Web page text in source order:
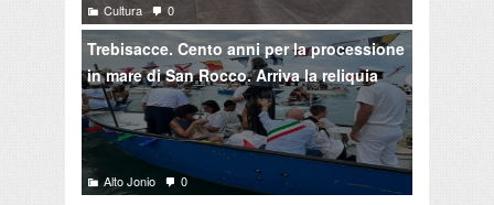
Cultura 0
Trebisacce. Cento anni per la processione
in mare di San Rocco. Arriva la reliquia
Alto Jonio 0